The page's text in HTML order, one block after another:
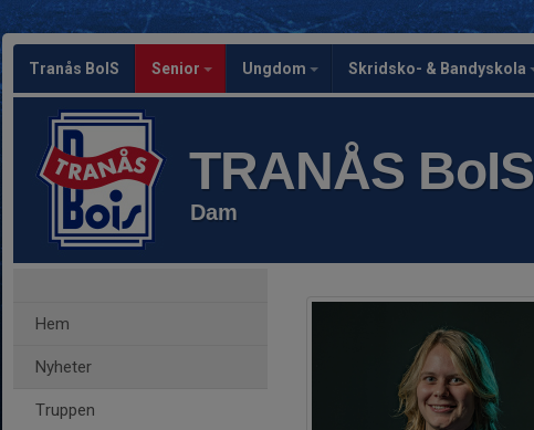
Tranås BoIS Senior Ungdom Skridsko- & Bandyskola
TRANÅS BoIS
Dam
Hem
Nyheter
Truppen